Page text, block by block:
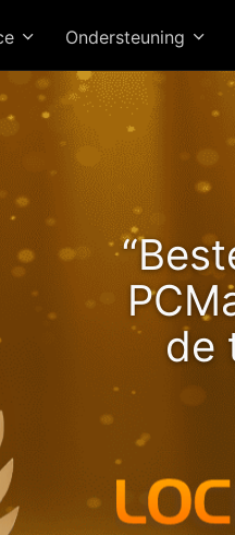
Ondersteuning
de
24R
snelheden!